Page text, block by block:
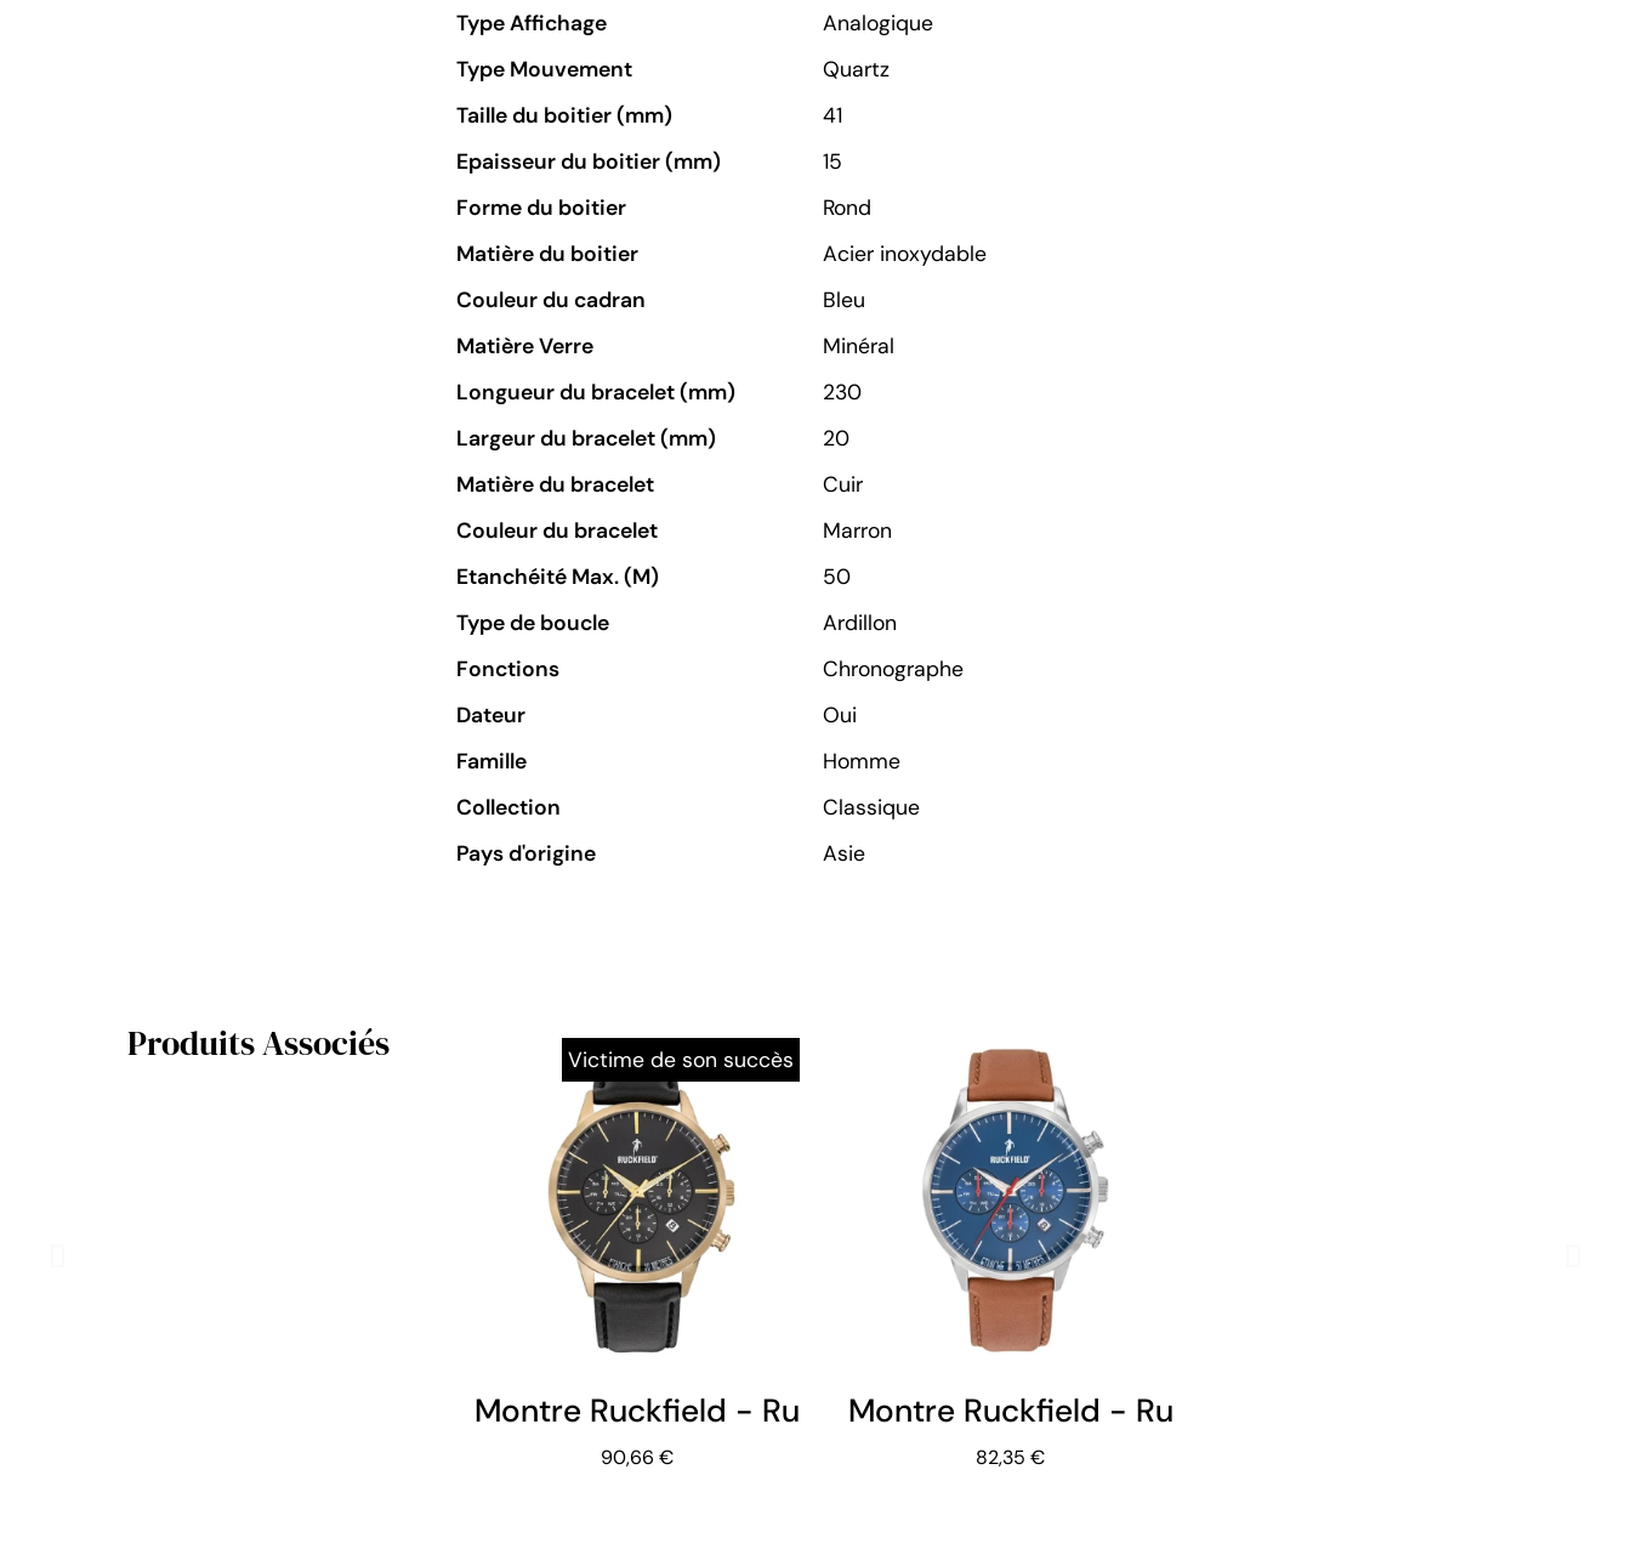
Type Affichage
Analogique
Type Mouvement
Quartz
Taille du boitier (mm)
41
Epaisseur du boitier (mm)
15
Forme du boitier
Rond
Matière du boitier
Acier inoxydable
Couleur du cadran
Bleu
Matière Verre
Minéral
Longueur du bracelet (mm)
230
Largeur du bracelet (mm)
20
Matière du bracelet
Cuir
Couleur du bracelet
Marron
Etanchéité Max. (M)
50
Type de boucle
Ardillon
Fonctions
Chronographe
Dateur
Oui
Famille
Homme
Collection
Classique
Pays d'origine
Asie
Produits Associés Victime de son succès
Montre Ruckfield - Rugby - Multifonctions - Noire et Doré
90,66 €
Montre Ruckfield - Rugby - Chronographe - Cuir
82,35 €